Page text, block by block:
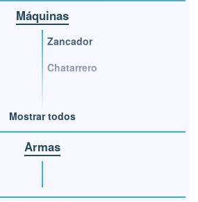
Máquinas
Zancador
Chatarrero
Mostrar todos
Armas